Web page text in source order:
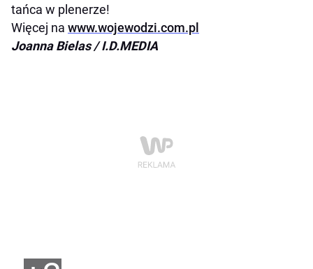
tańca w plenerze!
Więcej na www.wojewodzi.com.pl
Joanna Bielas / I.D.MEDIA